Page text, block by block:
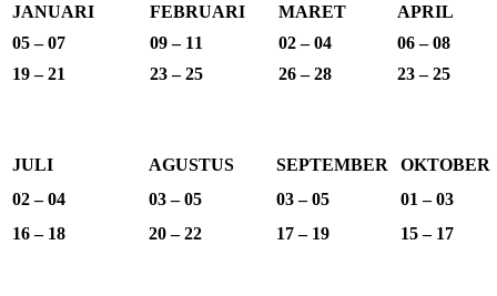
JANUARI FEBRUARI MARET
APRIL
05 – 07
09 – 11 02 – 04
06 – 08
19 – 21
23 – 25 26 – 28 23 – 25
JULI AGUSTUS SEPTEMBER
OKTOBER
02 – 04
03 – 05 03 – 05
01 – 03
16 – 18
20 – 22 17 – 19 15 – 17